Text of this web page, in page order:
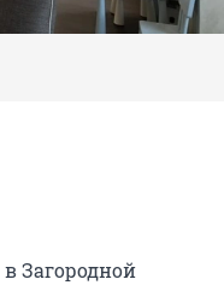
в Загородной